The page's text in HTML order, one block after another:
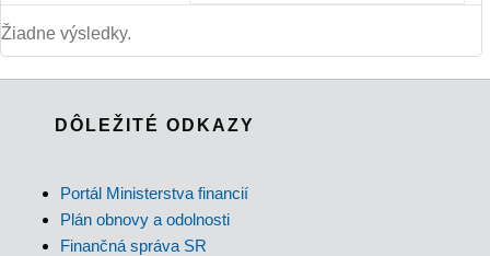
Žiadne výsledky.
DÔLEŽITÉ ODKAZY
Portál Ministerstva financií
Plán obnovy a odolnosti
Finančná správa SR